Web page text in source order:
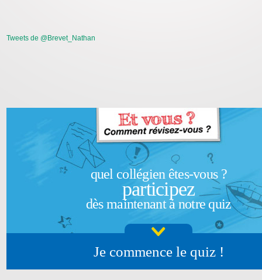
Tweets de @Brevet_Nathan
quel collégien êtes-vous ?
participez
dès maintenant à notre quiz
Je commence le quiz !